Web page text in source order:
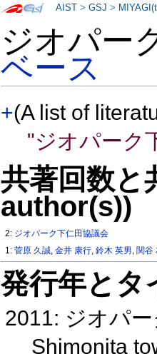
ジオパー
ベース
+(A list of
"ジオパーク
共著回数
author(s))
2: ジオパーク下仁田協議会
1:菅原 久誠,金井 康行,鈴木 英男, 関谷
発行年と
2011: ジオパ
Shimonita
AIST >GSJ >